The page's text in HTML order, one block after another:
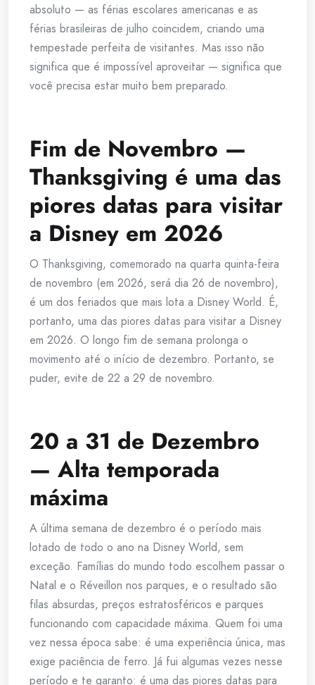
absoluto — as férias escolares americanas e as
férias brasileiras de julho coincidem, criando uma
tempestade perfeita de visitantes. Mas isso não
significa que é impossível aproveitar — significa que
você precisa estar muito bem preparado.
Fim de Novembro —
Thanksgiving é uma das
piores datas para visitar
a Disney em 2026
O Thanksgiving, comemorado na quarta quinta-feira
de novembro (em 2026, será dia 26 de novembro),
é um dos feriados que mais lota a Disney World. É,
portanto, uma das piores datas para visitar a Disney
em 2026. O longo fim de semana prolonga o
movimento até o início de dezembro. Portanto, se
puder, evite de 22 a 29 de novembro.
20 a 31 de Dezembro
— Alta temporada
máxima
A última semana de dezembro é o período mais
lotado de todo o ano na Disney World, sem
exceção. Famílias do mundo todo escolhem passar o
Natal e o Réveillon nos parques, e o resultado são
filas absurdas, preços estratosféricos e parques
funcionando com capacidade máxima. Quem foi uma
vez nessa época sabe: é uma experiência única, mas
exige paciência de ferro. Já fui algumas vezes nesse
período e te garanto: é uma das piores datas para